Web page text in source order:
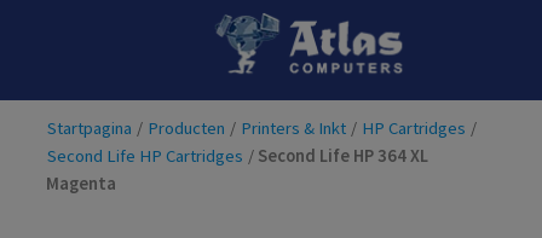
Ga
naar
navigatie
Ga
de
inhoud
Startpagina / Producten / Printers & Inkt / HP Cartridges /
Second Life HP Cartridges / Second Life HP 364 XL
Magenta